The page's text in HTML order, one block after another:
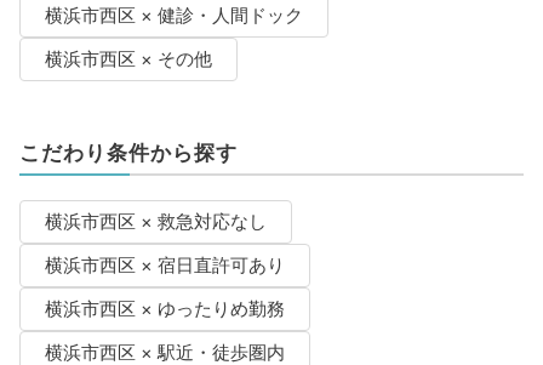
横浜市西区 × 健診・人間ドック
横浜市西区 × その他
こだわり条件から探す
横浜市西区 × 救急対応なし
横浜市西区 × 宿日直許可あり
横浜市西区 × ゆったりめ勤務
横浜市西区 × 駅近・徒歩圏内